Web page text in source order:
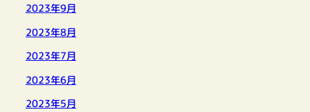
2023年9月
2023年8月
2023年7月
2023年6月
2023年5月